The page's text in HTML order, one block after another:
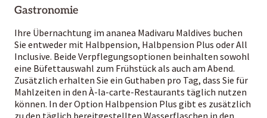
Gastronomie
Ihre Übernachtung im ananea Madivaru Maldives buchen
Sie entweder mit Halbpension, Halbpension Plus oder All
Inclusive. Beide Verpflegungsoptionen beinhalten sowohl
eine Büfettauswahl zum Frühstück als auch am Abend.
Zusätzlich erhalten Sie ein Guthaben pro Tag, dass Sie für
Mahlzeiten in den À-la-carte-Restaurants täglich nutzen
können. In der Option Halbpension Plus gibt es zusätzlich
zu den täglich bereitgestellten Wasserflaschen in den